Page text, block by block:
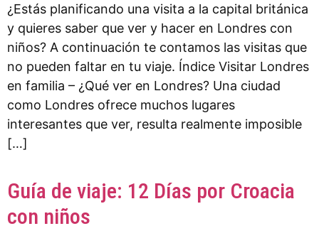
¿Estás planificando una visita a la capital británica
y quieres saber que ver y hacer en Londres con
niños? A continuación te contamos las visitas que
no pueden faltar en tu viaje. Índice Visitar Londres
en familia – ¿Qué ver en Londres? Una ciudad
como Londres ofrece muchos lugares
interesantes que ver, resulta realmente imposible
[…]
Guía de viaje: 12 Días por Croacia
con niños